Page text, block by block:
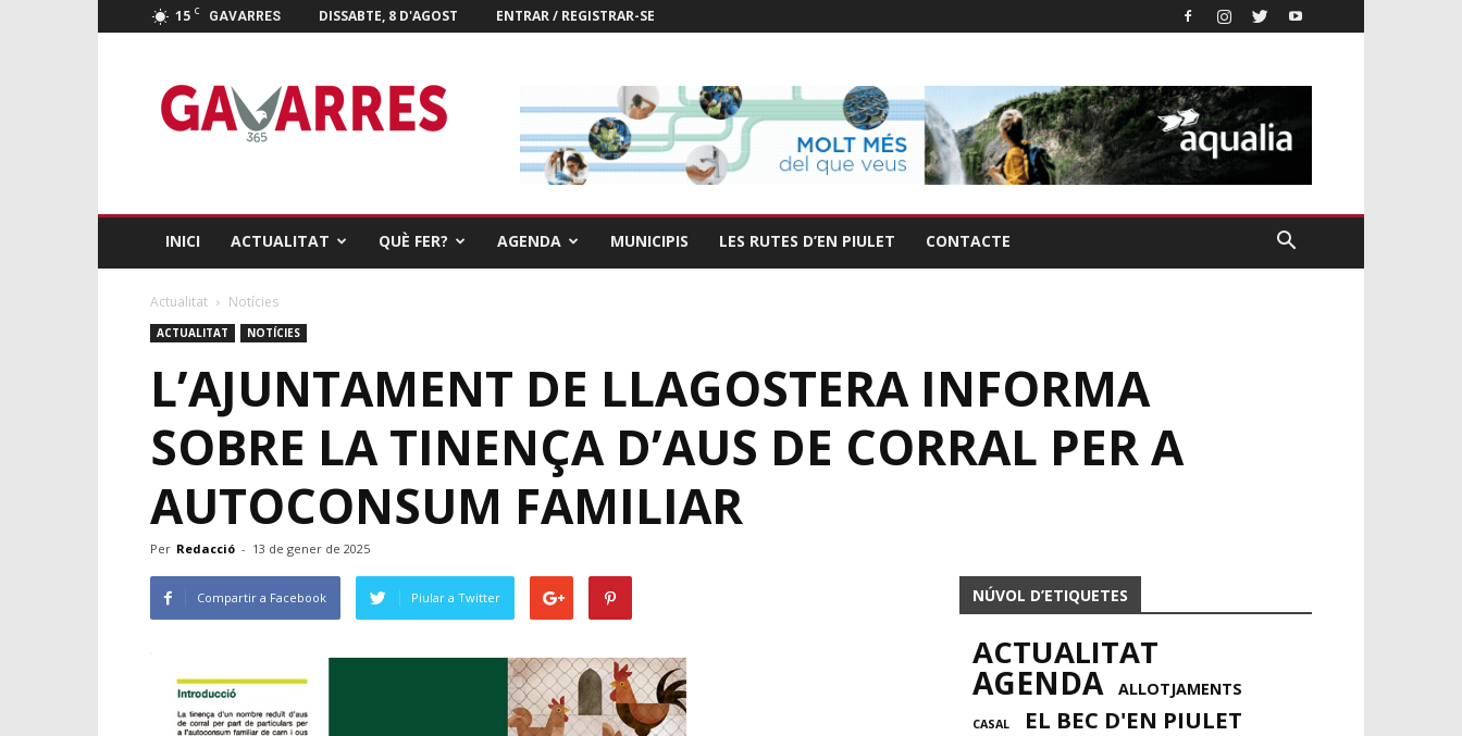
15 C GAVARRES DISSABTE, 8 D'AGOST ENTRAR / REGISTRAR-SE
365
INICI ACTUALITAT QUÈ FER? AGENDA MUNICIPIS LES RUTES D’EN PIULET CONTACTE
Actualitat Notícies
ACTUALITAT NOTÍCIES
L’AJUNTAMENT DE LLAGOSTERA INFORMA
SOBRE LA TINENÇA D’AUS DE CORRAL PER A
AUTOCONSUM FAMILIAR
Per Redacció - 13 de gener de 2025
Compartir a Facebook Piular a Twitter NÚVOL D’ETIQUETES
ACTUALITAT
AGENDA ALLOTJAMENTS
CASAL EL BEC D'EN PIULET